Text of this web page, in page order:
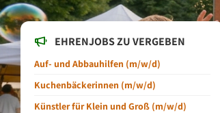
EHRENJOBS ZU VERGEBEN
Auf- und Abbauhilfen (m/w/d)
Kuchenbäckerinnen (m/w/d)
Künstler für Klein und Groß (m/w/d)